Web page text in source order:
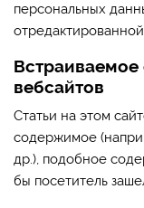
персональных
вебсайтов
Статьи на этом
содержимое
др.), подобное
бы посетитель